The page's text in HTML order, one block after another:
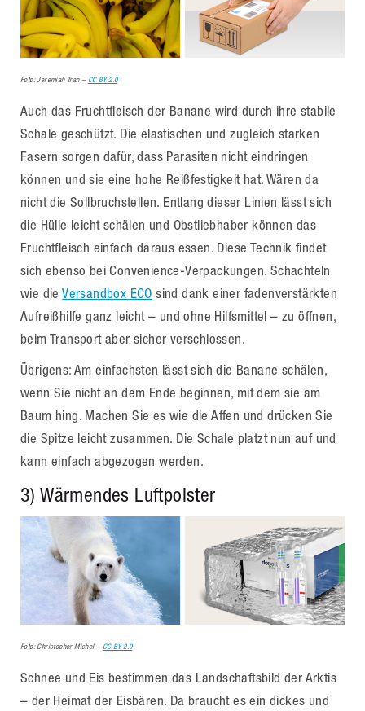
Foto: Jeremiah Tran – CC BY 2.0
Auch das Fruchtfleisch der Banane wird durch ihre stabile
Schale geschützt. Die elastischen und zugleich starken
Fasern sorgen dafür, dass Parasiten nicht eindringen
können und sie eine hohe Reißfestigkeit hat. Wären da
nicht die Sollbruchstellen. Entlang dieser Linien lässt sich
die Hülle leicht schälen und Obstliebhaber können das
Fruchtfleisch einfach daraus essen. Diese Technik findet
sich ebenso bei Convenience-Verpackungen. Schachteln
wie dieVersandbox ECO sind dank einer fadenverstärkten
Aufreißhilfe ganz leicht – und ohne Hilfsmittel – zu öffnen,
beim Transport aber sicher verschlossen.
Übrigens: Am einfachsten lässt sich die Banane schälen,
wenn Sie nicht an dem Ende beginnen, mit dem sie am
Baum hing. Machen Sie es wie die Affen und drücken Sie
die Spitze leicht zusammen. Die Schale platzt nun auf und
kann einfach abgezogen werden.
3) Wärmendes Luftpolster
Foto: Christopher Michel – CC BY 2.0
Schnee und Eis bestimmen das Landschaftsbild der Arktis
– der Heimat der Eisbären. Da braucht es ein dickes und